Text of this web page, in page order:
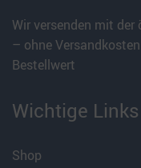
Wir versenden mit
– ohne
Bestellwert
Wichtige Links
Shop